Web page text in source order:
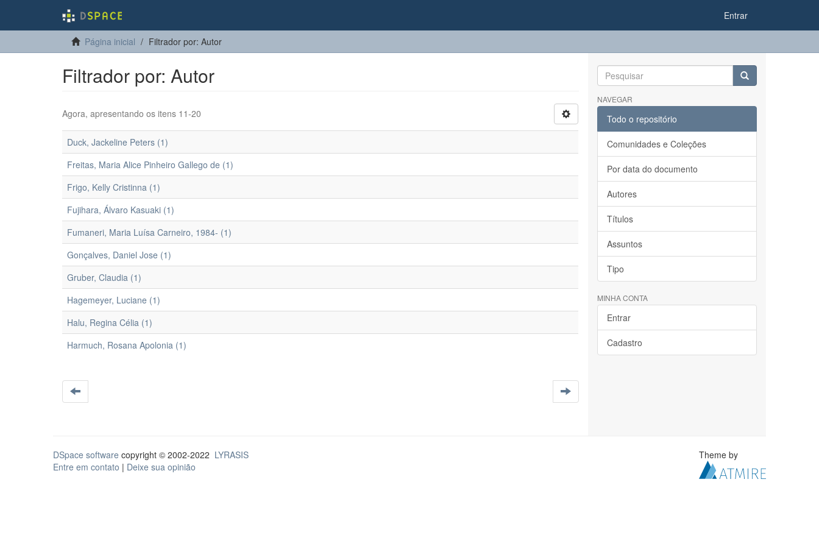
Entrar
Página inicial Filtrador por: Autor
Filtrador por: Autor
Agora, apresentando os itens 11-20
Duck, Jackeline Peters (1)
Freitas, Maria Alice Pinheiro Gallego de (1)
Frigo, Kelly Cristinna (1)
Fujihara, Álvaro Kasuaki (1)
Fumaneri, Maria Luísa Carneiro, 1984- (1)
Gonçalves, Daniel Jose (1)
Gruber, Claudia (1)
Hagemeyer, Luciane (1)
Halu, Regina Célia (1)
Harmuch, Rosana Apolonia (1)
NAVEGAR
Todo o repositório
Comunidades e Coleções
Por data do documento
Autores
Títulos
Assuntos
Tipo
MINHA CONTA
Entrar
Cadastro
DSpace software copyright © 2002-2022 LYRASIS
Entre em contato | Deixe sua opinião
Theme by